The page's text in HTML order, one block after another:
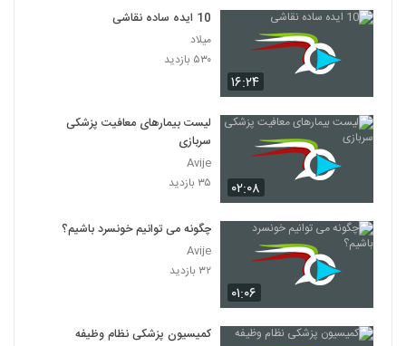
۱۶:۲۴
10 ایده ساده نقاشی
میلاد
۵۳۰ بازدید
۰۲:۰۸
لیست بیمارهای معافیت پزشکی
سربازی
Avije
۳۵ بازدید
۰۱:۰۶
چگونه می توانیم خونسرد باشیم؟
Avije
۳۲ بازدید
کمیسیون پزشکی نظام وظیفه